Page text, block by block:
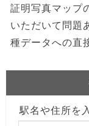
証明写真マップ
いただいて問題
種データへの直
駅名や住所を